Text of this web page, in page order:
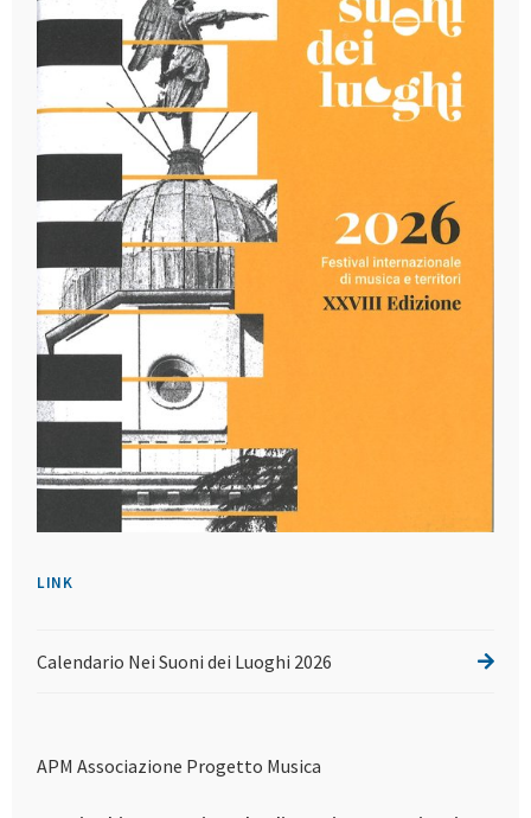
LINK
Calendario Nei Suoni dei Luoghi 2026
APM Associazione Progetto Musica